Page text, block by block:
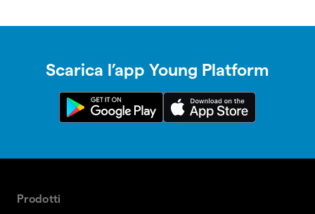
Scarica l’app Young Platform
Prodotti